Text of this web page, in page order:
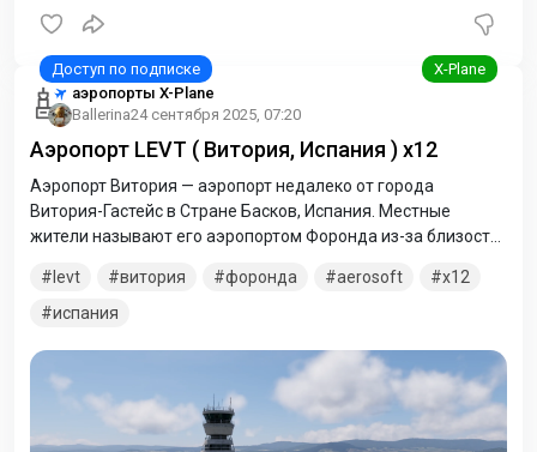
аэропорты X-Plane
Ballerina24 сентября 2025, 07:20
Аэропорт LEVT ( Витория, Испания ) x12
Аэропорт Витория — аэропорт недалеко от города
Витория-Гастейс в Стране Басков, Испания. Местные
жители называют его аэропортом Форонда из-за близости
тремя выходами на посадку, 7 стоек регистрации и 16
стоянок для средних и лёгких самолётов, а также взлётно-
как был построен нынешний аэропорт, Витория-Гастейс
обслуживалась аэродромом в Сальбуруа. В 1970 году, в
связи с демографическим
levt витория форонда aerosoft
x12
испания